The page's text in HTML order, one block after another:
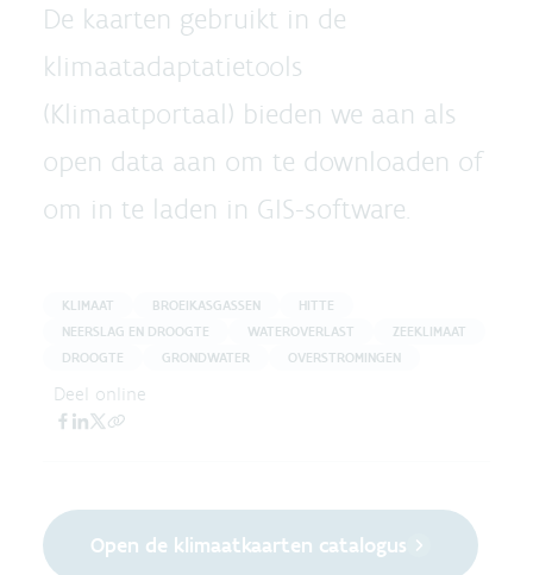
De kaarten gebruikt in de
klimaatadaptatietools
(Klimaatportaal) bieden we aan als
open data aan om te downloaden of
om in te laden in GIS-software.
KLIMAAT BROEIKASGASSEN
HITTE
NEERSLAG EN DROOGTE
WATEROVERLAST
ZEEKLIMAAT
DROOGTE
GRONDWATER OVERSTROMINGEN
Deel online
Open de klimaatkaarten catalogus